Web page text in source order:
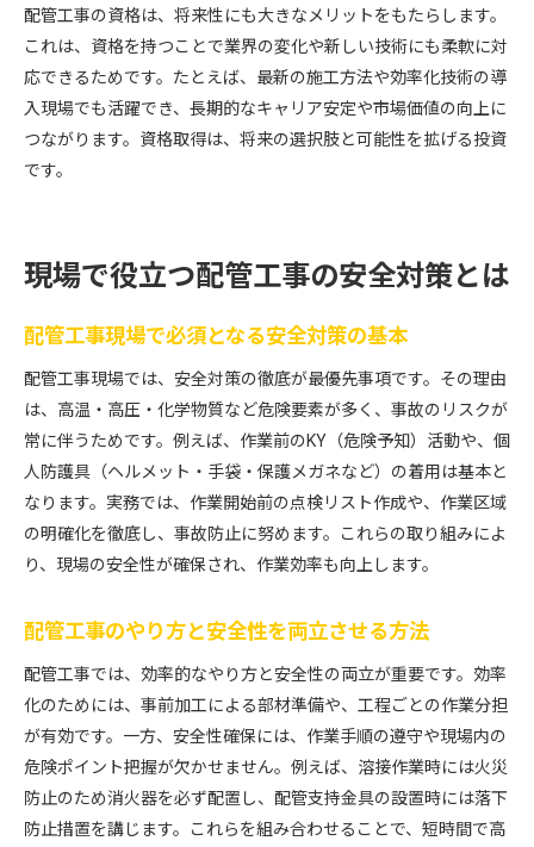
配管工事の資格は、将来性にも大きなメリットをもたらします。
これは、資格を持つことで業界の変化や新しい技術にも柔軟に対
応できるためです。たとえば、最新の施工方法や効率化技術の導
入現場でも活躍でき、長期的なキャリア安定や市場価値の向上に
つながります。資格取得は、将来の選択肢と可能性を拡げる投資
です。
現場で役立つ配管工事の安全対策とは
配管工事現場で必須となる安全対策の基本
配管工事現場では、安全対策の徹底が最優先事項です。その理由
は、高温・高圧・化学物質など危険要素が多く、事故のリスクが
常に伴うためです。例えば、作業前のKY（危険予知）活動や、個
人防護具（ヘルメット・手袋・保護メガネなど）の着用は基本と
なります。実務では、作業開始前の点検リスト作成や、作業区域
の明確化を徹底し、事故防止に努めます。これらの取り組みによ
り、現場の安全性が確保され、作業効率も向上します。
配管工事のやり方と安全性を両立させる方法
配管工事では、効率的なやり方と安全性の両立が重要です。効率
化のためには、事前加工による部材準備や、工程ごとの作業分担
が有効です。一方、安全性確保には、作業手順の遵守や現場内の
危険ポイント把握が欠かせません。例えば、溶接作業時には火災
防止のため消火器を必ず配置し、配管支持金具の設置時には落下
防止措置を講じます。これらを組み合わせることで、短時間で高